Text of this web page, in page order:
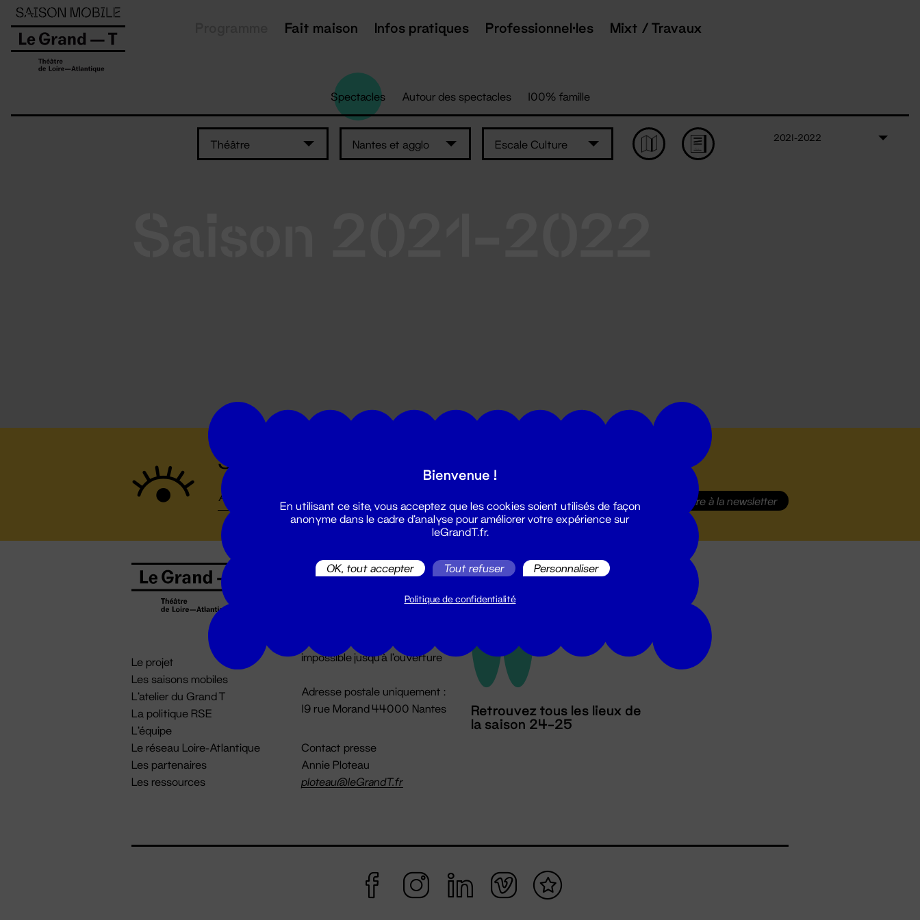
Fait maison Infos pratiques Professionnel·les Mixt / Travaux
Spectacles Autour des spectacles 100% famille
Théâtre Nantes et agglo Escale Culture
2021-2022
Suivez toutes les actualités du Grand T :
S'inscrire à la newsletter
Le projet
Les saisons mobiles
L'atelier du Grand T
La politique RSE
L'équipe
Le réseau Loire-Atlantique
Les partenaires
Les ressources
Billetterie
billetterie@leGrandT.fr
impossible jusqu'à l'ouverture
Adresse postale uniquement :
19 rue Morand 44000 Nantes
Contact presse
Annie Ploteau
ploteau@leGrandT.fr
Retrouvez tous les lieux de
la saison 24-25
Panneau de gestion des cookies
Bienvenue !
En utilisant ce site, vous acceptez que les cookies soient utilisés de façon
anonyme dans le cadre d'analyse pour améliorer votre expérience sur
leGrandT.fr.
OK, tout accepter Tout refuser Personnaliser
Politique de confidentialité